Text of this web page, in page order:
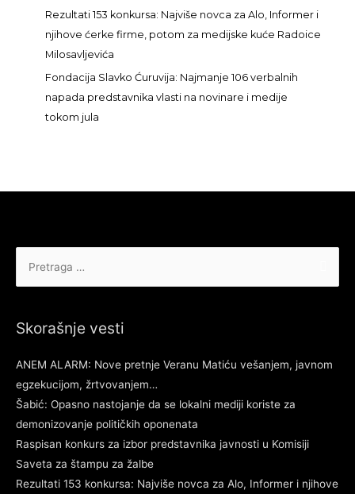
Rezultati 153 konkursa: Najviše novca za Alo, Informer i
njihove ćerke firme, potom za medijske kuće Radoice
Milosavljevića
Fondacija Slavko Ćuruvija: Najmanje 106 verbalnih
napada predstavnika vlasti na novinare i medije
tokom jula
Skorašnje vesti
ANEM ALARM: Nove pretnje Veranu Matiću vešanjem, javnom
egzekucijom, žrtvovanjem…
Šabić: Opasno nastojanje da se lokalni mediji koriste za
demonizovanje političkih oponenata
Raspisan konkurs za izbor predstavnika javnosti u Komisiji
Saveta za štampu za žalbe
Rezultati 153 konkursa: Najviše novca za Alo, Informer i njihove